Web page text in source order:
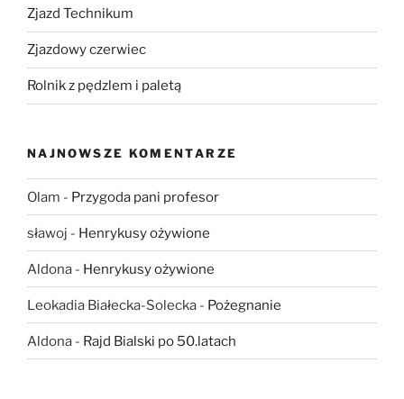
Zjazd Technikum
Zjazdowy czerwiec
Rolnik z pędzlem i paletą
NAJNOWSZE KOMENTARZE
Olam - Przygoda pani profesor
sławoj - Henrykusy ożywione
Aldona - Henrykusy ożywione
Leokadia Białecka-Solecka - Pożegnanie
Aldona - Rajd Bialski po 50.latach